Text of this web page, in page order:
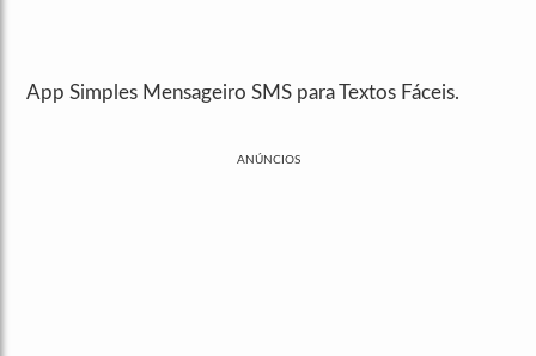
App Simples Mensageiro SMS para Textos Fáceis.
ANÚNCIOS